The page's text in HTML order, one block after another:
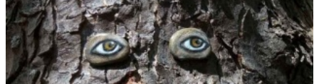
DI
PANE
E
DI
DIGNITÀ